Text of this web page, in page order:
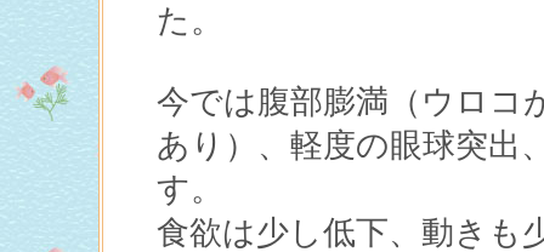
た。
今では腹部膨満（ウロコ
あり）、軽度の眼球突出
す。
食欲は少し低下、動きも